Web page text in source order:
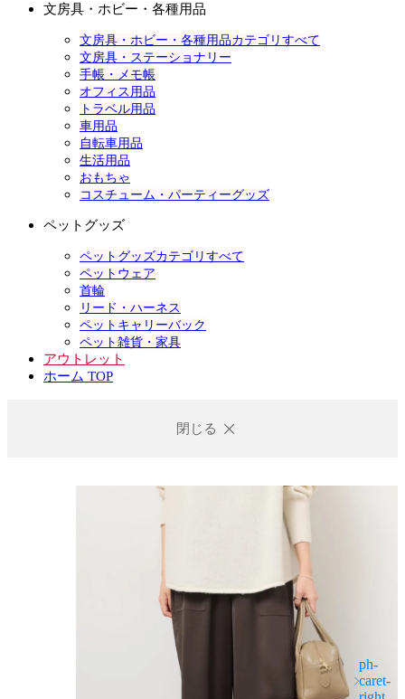
文房具・ホビー・各種用品
文房具・ホビー・各種用品カテゴリすべて
文房具・ステーショナリー
手帳・メモ帳
オフィス用品
トラベル用品
車用品
自転車用品
生活用品
おもちゃ
コスチューム・パーティーグッズ
ペットグッズ
ペットグッズカテゴリすべて
ペットウェア
首輪
リード・ハーネス
ペットキャリーバック
ペット雑貨・家具
アウトレット
ホーム TOP
閉じる